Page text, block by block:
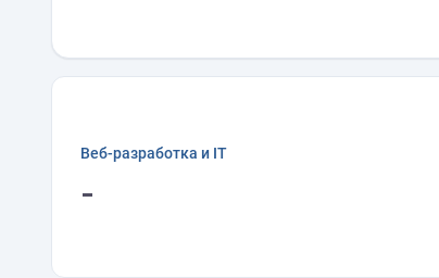
Веб-разработка и IT
-